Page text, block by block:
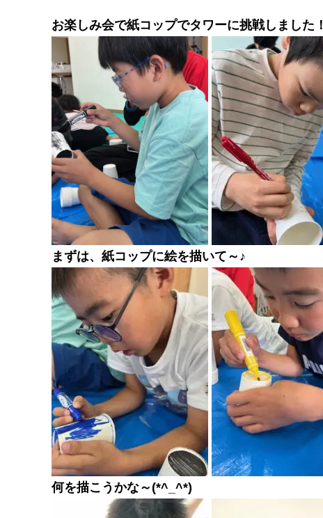
お楽しみ会で紙コップでタワーに挑戦しました！
まずは、紙コップに絵を描いて～♪
何を描こうかな～(*^_^*)